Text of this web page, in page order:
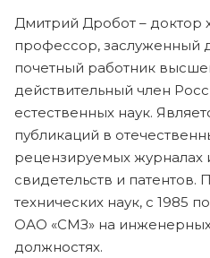
Дмитрий Дробот – доктор
профессор, заслуженный
почетный работник
действительный член
естественных наук.
публикаций в
рецензируемых журналах
свидетельств и патентов.
технических наук, с 1985
ОАО «СМЗ» на
должностях.